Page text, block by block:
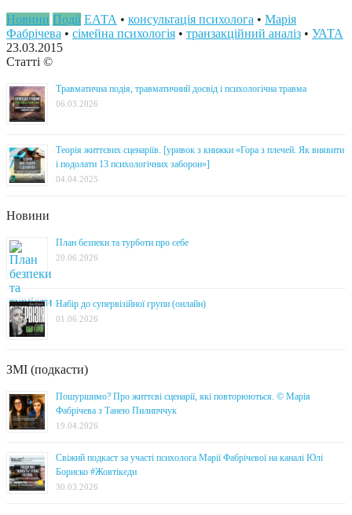
Новини Події ЕАТА • консультація психолога • Марія
Фабрічева • сімейна психологія • транзакційний аналіз • УАТА
23.03.2015
Статті ©
Травматична подія, травматичний досвід і психологічна травма
06.03.2026
Теорія життєвих сценаріїв. [уривок з книжки «Гора з плечей. Як виявити
і подолати 13 психологічних заборон»]
04.04.2025
Новини
План безпеки та турботи про себе
20.06.2026
Набір до супервізійної групи (онлайн)
01.06.2026
ЗМІ (подкасти)
Пошуршимо? Про життєві сценарії, які повторюються. © Марія
Фабрічева з Танею Пилипччук
19.04.2026
Свіжий подкаст за участі психолога Марії Фабрічевої на каналі Юлі
Бориско #Жовтікеди
30.03.2026